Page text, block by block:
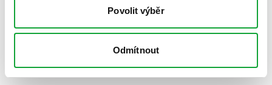
Povolit výběr
Odmítnout